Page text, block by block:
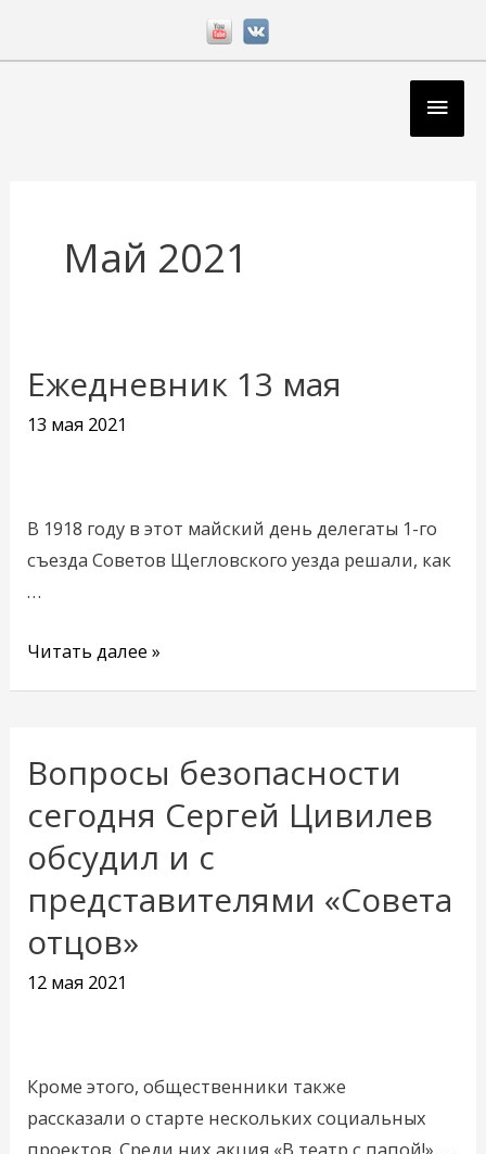
Май 2021
Ежедневник 13 мая
13 мая 2021
В 1918 году в этот майский день делегаты 1-го
съезда Советов Щегловского уезда решали, как
…
Ежедневник
Читать далее »
Вопросы безопасности
сегодня Сергей Цивилев
обсудил и с
представителями «Совета
отцов»
12 мая 2021
Кроме этого, общественники также
рассказали о старте нескольких социальных
проектов. Среди них акция «В театр с папой!», …
Вопросы
безопасности
сегодня
Сергей
Цивилев
обсудил
и
с
отцов»